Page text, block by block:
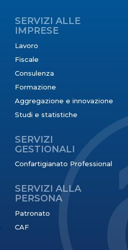
SERVIZI ALLE
IMPRESE
Lavoro
Fiscale
Consulenza
Formazione
Aggregazione e innovazione
Studi e statistiche
SERVIZI
GESTIONALI
Confartigianato Professional
SERVIZI ALLA
PERSONA
Patronato
CAF